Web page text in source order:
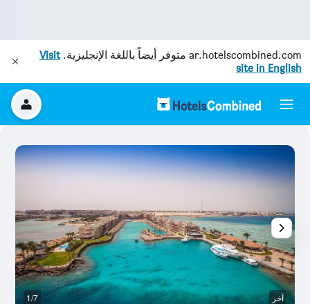
ar.hotelscombined.com متوفر أيضاً باللغة الإنجليزية.Visit
site in English
آخر 1/7